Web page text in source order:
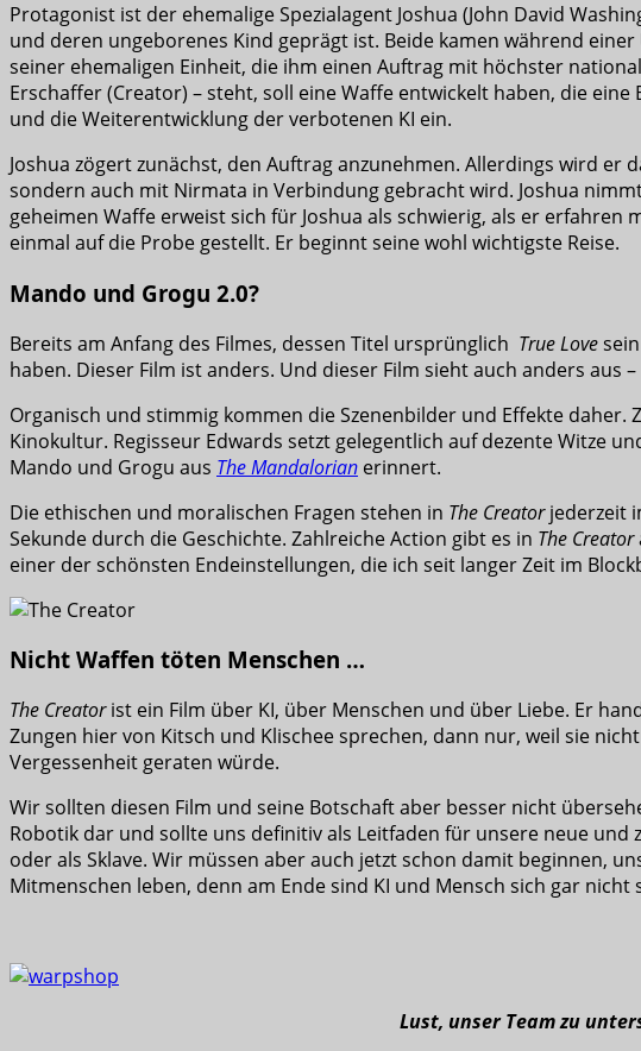
Protagonist ist der ehemalige Spezialagent Joshua (John David
und deren ungeborenes Kind geprägt ist. Beide kamen während
seiner ehemaligen Einheit, die ihm einen Auftrag mit höchster
Erschaffer (Creator) – steht, soll eine Waffe entwickelt haben, die
und die Weiterentwicklung der verbotenen KI ein.
Joshua zögert zunächst, den Auftrag anzunehmen. Allerdings wird
sondern auch mit Nirmata in Verbindung gebracht wird. Joshua
geheimen Waffe erweist sich für Joshua als schwierig, als er
einmal auf die Probe gestellt. Er beginnt seine wohl wichtigste Reise.
Mando und Grogu 2.0?
Bereits am Anfang des Filmes, dessen Titel ursprünglich True Love
haben. Dieser Film ist anders. Und dieser Film sieht auch anders aus
Organisch und stimmig kommen die Szenenbilder und Effekte
Kinokultur. Regisseur Edwards setzt gelegentlich auf dezente Witze
Mando und Grogu aus The Mandalorian erinnert.
Die ethischen und moralischen Fragen stehen in The Creatorjederzeit
Sekunde durch die Geschichte. Zahlreiche Action gibt es in The Creator
einer der schönsten Endeinstellungen, die ich seit langer Zeit im
Nicht Waffen töten Menschen …
The Creatorist ein Film über KI, über Menschen und über Liebe. Er
Zungen hier von Kitsch und Klischee sprechen, dann nur, weil sie
Vergessenheit geraten würde.
Wir sollten diesen Film und seine Botschaft aber besser nicht
Robotik dar und sollte uns definitiv als Leitfaden für unsere neue und
oder als Sklave. Wir müssen aber auch jetzt schon damit beginnen,
Mitmenschen leben, denn am Ende sind KI und Mensch sich gar nicht
Lust, unser Team zu